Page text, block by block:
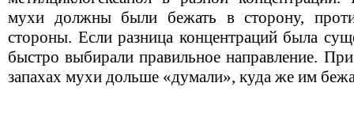
мухи должны были бежать в сторону,
стороны. Если разница концентраций была
быстро выбирали правильное направление.
запахах мухи дольше «думали», куда же им